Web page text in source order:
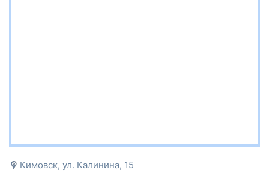
Кимовск, ул. Калинина, 15